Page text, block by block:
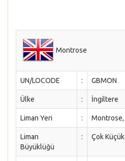
Montrose
UN/LOCODE : GBMON
Ülke : İngiltere
Liman Yeri : Montrose,
Liman
Büyüklüğü
: Çok Küçük